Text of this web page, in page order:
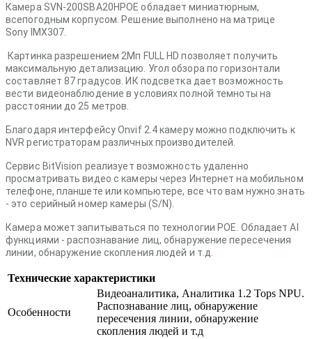
Камера SVN-200SBA20HPOE обладает миниатюрным,
всепогодным корпусом. Решение выполнено на матрице
Sony IMX307.
Картинка разрешением 2Мп FULL HD позволяет получить
максимальную детализацию. Угол обзора по горизонтали
составляет 87 градусов. ИК подсветка дает возможность
вести видеонаблюдение в условиях полной темноты на
расстоянии до 25 метров.
Благодаря интерфейсу Onvif 2.4 камеру можно подключить к
NVR регистраторам различных производителей.
Сервис BitVision реализует возможность удаленно
просматривать видео с камеры через Интернет на мобильном
телефоне, планшете или компьютере, все что вам нужно знать
- это серийный номер камеры (S/N).
Камера может запитываться по технологии POE. Обладает AI
функциями - распознавание лиц, обнаружение пересечения
линии, обнаружение скопления людей и т.д.
Технические характеристики
Особенности
Видеоаналитика, Аналитика 1.2 Tops NPU.
Распознавание лиц, обнаружение
пересечения линии, обнаружение
скопления людей и т.д